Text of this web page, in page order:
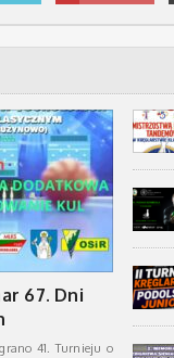
67. Dni
41. Turnieju o